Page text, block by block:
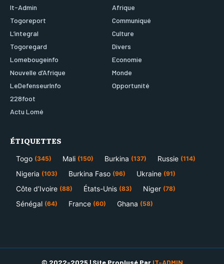
It-Admin
Togoreport
L’integral
Togoregard
Lomebougeinfo
Nouvelle d’Afrique
LeDefenseurInfo
228foot
Actu Lomé
Afrique
Communiqué
Culture
Divers
Economie
Monde
Opportunité
ÉTIQUETTES
Togo (345) Mali (150) Burkina (137) Russie (114)
Nigeria (103) Burkina Faso (96) Ukraine (91)
Côte d’Ivoire (88) États-Unis (83) Niger (78)
Sénégal (64) France (60) Ghana (58)
© 2022-2025 | Site Proplusé Par IT-ADMIN